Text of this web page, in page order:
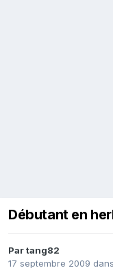
Débutant en
Partang82
17 septembre 2009 dans